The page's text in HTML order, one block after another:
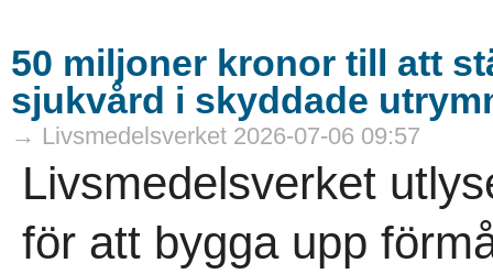
50 miljoner kronor till att
sjukvård i skyddade
→ Livsmedelsverket 2026-07-06 09:57
Livsmedelsverket
för att bygga upp